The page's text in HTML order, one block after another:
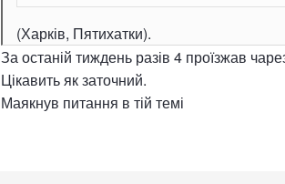
(Харків, Пятихатки).
За останій тиждень разів 4 проїзжав
Цікавить як заточний.
Маякнув питання в тій темі